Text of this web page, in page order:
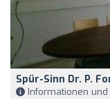
Spür-Sinn Dr. P.
Informationen